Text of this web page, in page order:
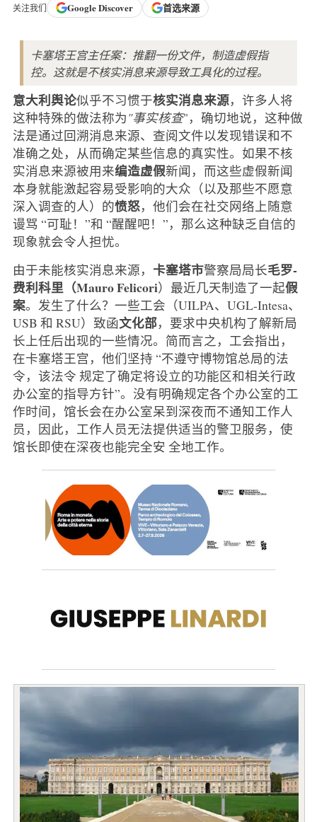
关注我们 GoogleDiscover 首选来源
卡塞塔王宫主任案：推翻一份文件，制造虚假指
控。这就是不核实消息来源导致工具化的过程。
意大利舆论似乎不习惯于核实消息来源，许多人将
这种特殊的做法称为"事实核查"，确切地说，这种做
法是通过回溯消息来源、查阅文件以发现错误和不
准确之处，从而确定某些信息的真实性。如果不核
实消息来源被用来编造虚假新闻，而这些虚假新闻
本身就能激起容易受影响的大众（以及那些不愿意
深入调查的人）的愤怒，他们会在社交网络上随意
谩骂 “可耻！”和 “醒醒吧！”，那么这种缺乏自信的
现象就会令人担忧。
由于未能核实消息来源， 卡塞塔市警察局局长毛罗-
费利科里（Mauro Felicori）最近几天制造了一起假
案。发生了什么？一些工会（UILPA、UGL-Intesa、
USB 和 RSU）致函文化部，要求中央机构了解新局
长上任后出现的一些情况。简而言之，工会指出，
在卡塞塔王宫，他们坚持 “不遵守博物馆总局的法
令，该法令 规定了确定将设立的功能区和相关行政
办公室的指导方针”。没有明确规定各个办公室的工
作时间，馆长会在办公室呆到深夜而不通知工作人
员，因此，工作人员无法提供适当的警卫服务，使
馆长即使在深夜也能完全安 全地工作。